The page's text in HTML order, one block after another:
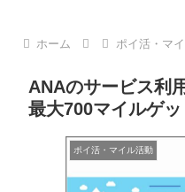
ホーム ポイ活・マ
ANAのサービス利
最大700マイルゲッ
ポイ活・マイル活動